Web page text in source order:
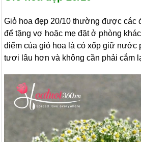
Giỏ hoa đẹp 20/10 thường được các
để tặng vợ hoặc mẹ đặt ở phòng
điểm của giỏ hoa là có xốp giữ nước
tươi lâu hơn và không cần phải cắm